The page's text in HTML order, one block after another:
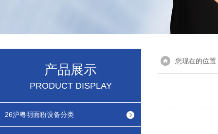
产品展示
PRODUCT DISPLAY
26沪粤明面粉设备分类
您现在的位置